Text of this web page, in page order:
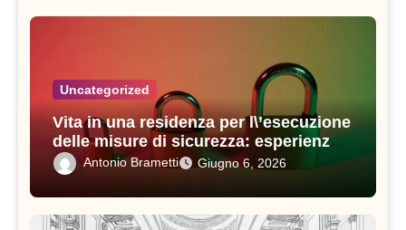
Uncategorized
Vita in una residenza per l\’esecuzione
delle misure di sicurezza: esperienze e
consigli utili
Antonio Brametti Giugno 6, 2026